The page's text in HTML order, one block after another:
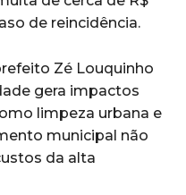
de reincidência.
Zé Louquinho
gera impactos
limpeza urbana e
municipal não
da alta